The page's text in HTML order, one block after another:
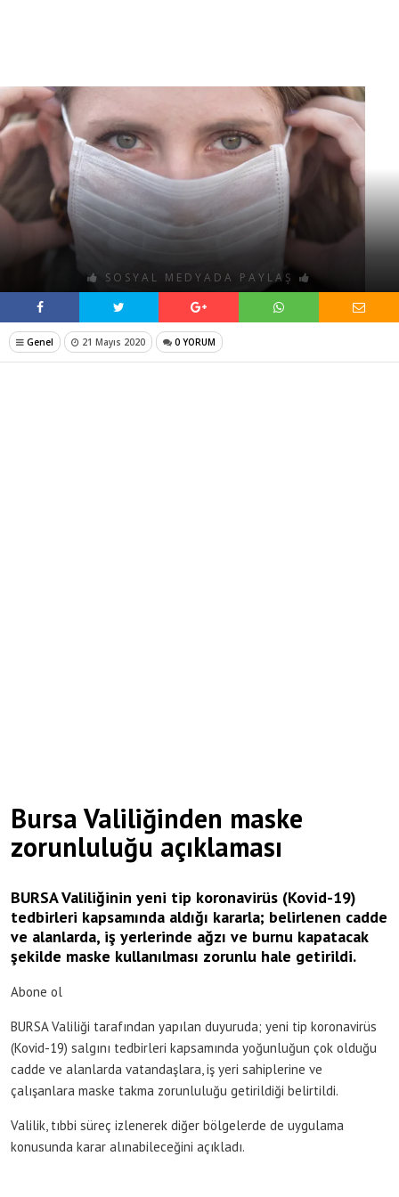
SOSYAL MEDYADA PAYLAŞ
Genel 21 Mayıs 2020 0 YORUM
Bursa Valiliğinden maske
zorunluluğu açıklaması
BURSA Valiliğinin yeni tip koronavirüs (Kovid-19)
tedbirleri kapsamında aldığı kararla; belirlenen cadde
ve alanlarda, iş yerlerinde ağzı ve burnu kapatacak
şekilde maske kullanılması zorunlu hale getirildi.
Abone ol
BURSA Valiliği tarafından yapılan duyuruda; yeni tip koronavirüs
(Kovid-19) salgını tedbirleri kapsamında yoğunluğun çok olduğu
cadde ve alanlarda vatandaşlara, iş yeri sahiplerine ve
çalışanlara maske takma zorunluluğu getirildiği belirtildi.
Valilik, tıbbi süreç izlenerek diğer bölgelerde de uygulama
konusunda karar alınabileceğini açıkladı.